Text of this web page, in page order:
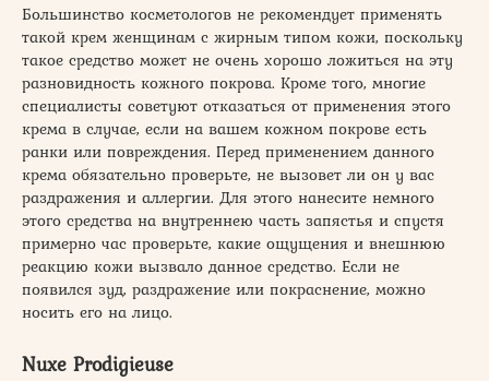
Большинство косметологов не рекомендует применять
такой крем женщинам с жирным типом кожи, поскольку
такое средство может не очень хорошо ложиться на эту
разновидность кожного покрова. Кроме того, многие
специалисты советуют отказаться от применения этого
крема в случае, если на вашем кожном покрове есть
ранки или повреждения. Перед применением данного
крема обязательно проверьте, не вызовет ли он у вас
раздражения и аллергии. Для этого нанесите немного
этого средства на внутреннею часть запястья и спустя
примерно час проверьте, какие ощущения и внешнюю
реакцию кожи вызвало данное средство. Если не
появился зуд, раздражение или покраснение, можно
носить его на лицо.
Nuxe Prodigieuse